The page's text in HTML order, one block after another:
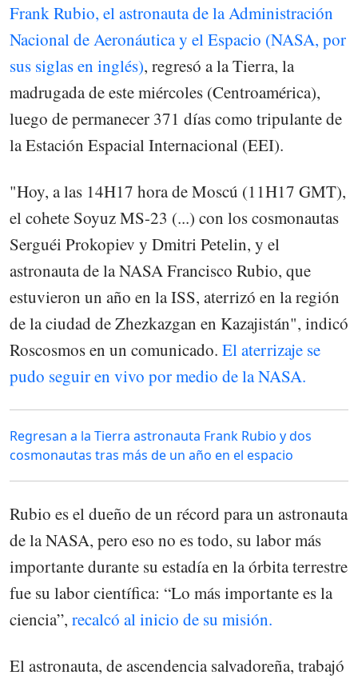
Frank Rubio, el astronauta de la Administración
Nacional de Aeronáutica y el Espacio (NASA, por
sus siglas en inglés), regresó a la Tierra, la
madrugada de este miércoles (Centroamérica),
luego de permanecer 371 días como tripulante de
la Estación Espacial Internacional (EEI).
"Hoy, a las 14H17 hora de Moscú (11H17 GMT),
el cohete Soyuz MS-23 (...) con los cosmonautas
Serguéi Prokopiev y Dmitri Petelin, y el
astronauta de la NASA Francisco Rubio, que
estuvieron un año en la ISS, aterrizó en la región
de la ciudad de Zhezkazgan en Kazajistán", indicó
Roscosmos en un comunicado. El aterrizaje se
pudo seguir en vivo por medio de la NASA.
Regresan a la Tierra astronauta Frank Rubio y dos
cosmonautas tras más de un año en el espacio
Rubio es el dueño de un récord para un astronauta
de la NASA, pero eso no es todo, su labor más
importante durante su estadía en la órbita terrestre
fue su labor científica: “Lo más importante es la
ciencia”, recalcó al inicio de su misión.
El astronauta, de ascendencia salvadoreña, trabajó